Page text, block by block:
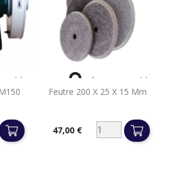
Feutre 200 X 25 X 15 Mm
Prix47,00 €
 Aperçu rapide